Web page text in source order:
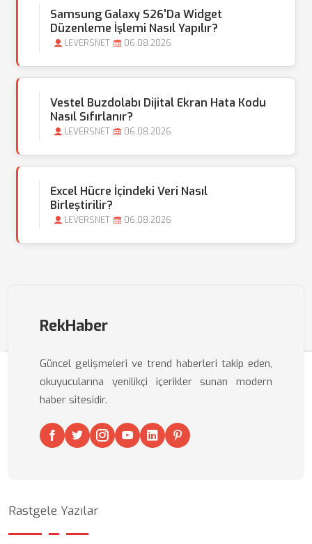
Samsung Galaxy S26'da Widget
Düzenleme İşlemi Nasıl Yapılır?
LEVERSNET 06.08.2026
Vestel Buzdolabı Dijital Ekran Hata Kodu
Nasıl Sıfırlanır?
LEVERSNET 06.08.2026
Excel Hücre İçindeki Veri Nasıl
Birleştirilir?
LEVERSNET 06.08.2026
RekHaber
Güncel gelişmeleri ve trend haberleri takip eden,
okuyucularına yenilikçi içerikler sunan modern
haber sitesidir.
Rastgele Yazılar